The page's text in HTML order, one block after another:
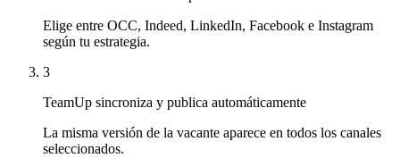
Elige entre OCC, Indeed, LinkedIn, Facebook e Instagram
según tu estrategia.
3
TeamUp sincroniza y publica automáticamente
La misma versión de la vacante aparece en todos los canales
seleccionados.